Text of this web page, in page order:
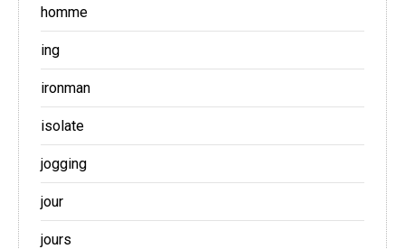
homme
ing
ironman
isolate
jogging
jour
jours